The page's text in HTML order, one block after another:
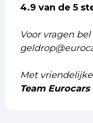
4.9 van de 5
Voor vragen
Met
Team Eurocars